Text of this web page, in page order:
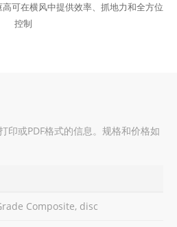
可在横风中提供效率、抓地力和全方位
控制
印或PDF格式的信息。规格和价格如
Composite, disc